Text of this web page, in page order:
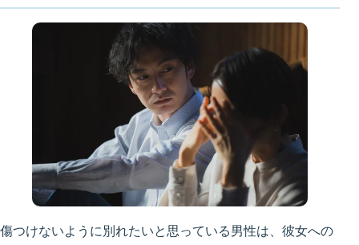
傷つけないように別れたいと思っている男性は、彼女への